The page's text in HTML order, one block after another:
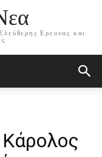
Ερευνας και
Κάρολος